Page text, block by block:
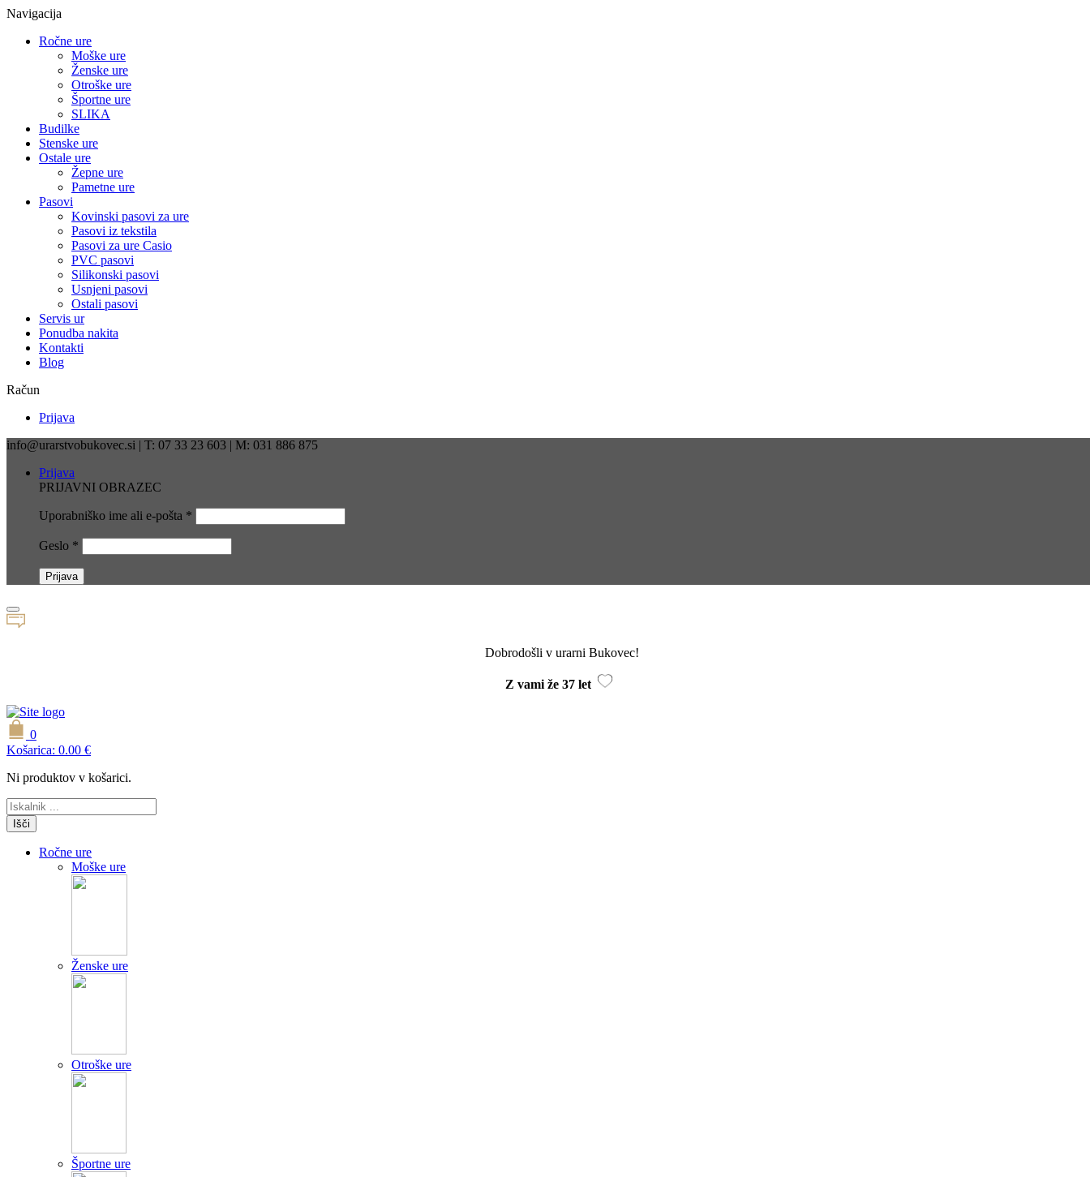
Navigacija
Ročne ure
Moške ure
Ženske ure
Otroške ure
Športne ure
SLIKA
Budilke
Stenske ure
Ostale ure
Žepne ure
Pametne ure
Pasovi
Kovinski pasovi za ure
Pasovi iz tekstila
Pasovi za ure Casio
PVC pasovi
Silikonski pasovi
Usnjeni pasovi
Ostali pasovi
Servis ur
Ponudba nakita
Kontakti
Blog
Račun
Prijava
info@urarstvobukovec.si | T: 07 33 23 603 | M: 031 886 875
Prijava
PRIJAVNI OBRAZEC
Uporabniško ime ali e-pošta *
Geslo *
Dobrodošli v urarni Bukovec!
Z vami že 37 let
0
Košarica: 0.00 €
Ni produktov v košarici.
Išči
Ročne ure
Moške ure
Ženske ure
Otroške ure
Športne ure